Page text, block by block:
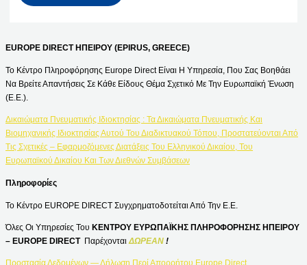
EUROPE DIRECT ΗΠΕΙΡΟΥ (EPIRUS, GREECE)
Το Κέντρο Πληροφόρησης Europe Direct Είναι Η Υπηρεσία, Που Σας Βοηθάει
Να Βρείτε Απαντήσεις Σε Κάθε Είδους Θέμα Σχετικό Με Την Ευρωπαϊκή Ένωση
(Ε.Ε.).
Δικαιώματα Πνευματικής Ιδιοκτησίας : Τα Δικαιώματα Πνευματικής Και
Βιομηχανικής Ιδιοκτησίας Αυτού Του Διαδικτυακού Τόπου, Προστατεύονται Από
Τις Σχετικές – Εφαρμοζόμενες Διατάξεις Του Ελληνικού Δικαίου, Του
Ευρωπαϊκού Δικαίου Και Των Διεθνών Συμβάσεων
Πληροφορίες
Το Κέντρο EUROPE DIRECT Συγχρηματοδοτείται Από Την Ε.Ε.
Όλες Οι Υπηρεσίες Του ΚΕΝΤΡΟΥ ΕΥΡΩΠΑΪΚΗΣ ΠΛΗΡΟΦΟΡΗΣΗΣ ΗΠΕΙΡΟΥ
– EUROPE DIRECT Παρέχονται ΔΩΡΕΑΝ !
Προστασία Δεδομένων — Δήλωση Περί Απορρήτου Europe Direct